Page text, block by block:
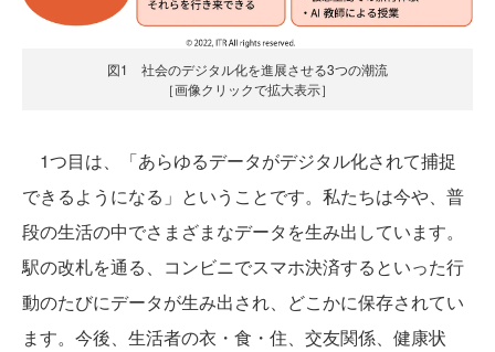
図1 社会のデジタル化を進展させる3つの潮流
［画像クリックで拡大表示］
1つ目は、「あらゆるデータがデジタル化されて捕捉
できるようになる」ということです。私たちは今や、普
段の生活の中でさまざまなデータを生み出しています。
駅の改札を通る、コンビニでスマホ決済するといった行
動のたびにデータが生み出され、どこかに保存されてい
ます。今後、生活者の衣・食・住、交友関係、健康状